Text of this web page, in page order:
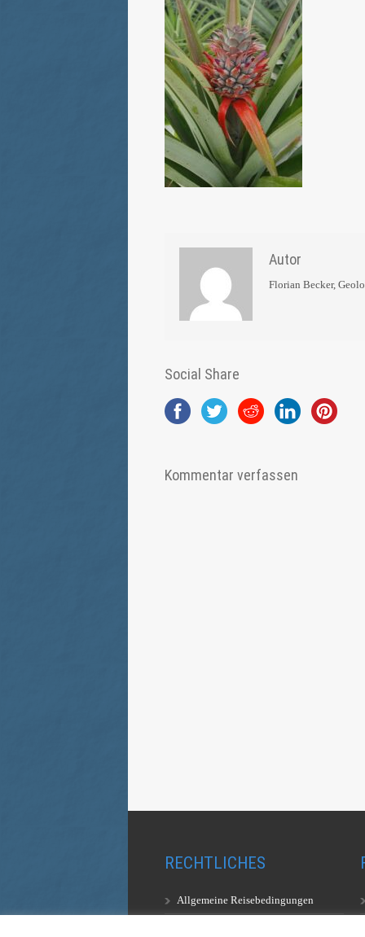
Autor
Florian Becker,
Social Share
Kommentar verfassen
RECHTLICHES
Allgemeine Reisebedingungen